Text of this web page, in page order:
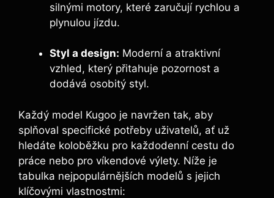
silnými motory, které zaručují rychlou a
plynulou jízdu.
Styl a design: Moderní a atraktivní
vzhled, který přitahuje pozornost a
dodává osobitý styl.
Každý model Kugoo je navržen tak, aby
splňoval specifické potřeby uživatelů, ať už
hledáte koloběžku pro každodenní cestu do
práce nebo pro víkendové výlety. Níže je
tabulka nejpopulárnějších modelů s jejich
klíčovými vlastnostmi: